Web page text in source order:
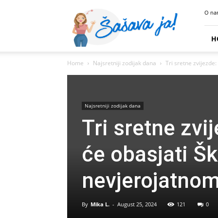
Ja
O
Home Najsretniji zodijak dana Tri sretne
Najsretniji zodijak dana
Tri sretne
će obasjati
By Mika L. - August 25, 2024 121 0